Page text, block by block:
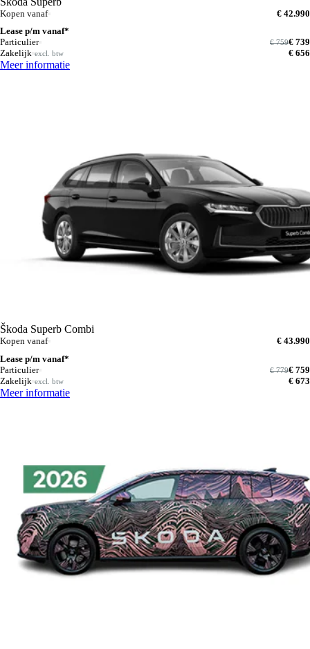
Kopen vanaf
€ 42.990
Lease p/m vanaf*
Particulier
€ 739
€ 759
Zakelijk excl. btw € 656
Meer informatie
Škoda Superb Combi
Kopen vanaf
€ 43.990
Lease p/m vanaf*
Particulier
€ 759
€ 779
Zakelijk excl. btw € 673
Meer informatie